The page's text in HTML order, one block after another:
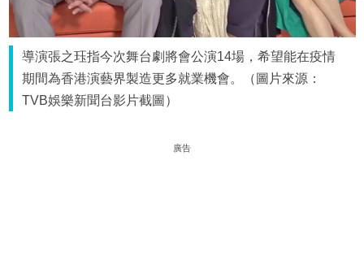
導演張之珏指今次舞台劇將會公演14場，希望能在疫情
期間為香港演藝界製造更多就業機會。（圖片來源：
TVB娛樂新聞台影片截圖）
廣告